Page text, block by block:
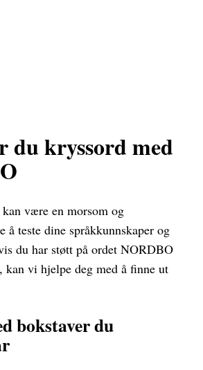
du kryssord med
være en morsom og
å teste dine språkkunnskaper og
du har støtt på ordet NORDBO
vi hjelpe deg med å finne ut
bokstaver du